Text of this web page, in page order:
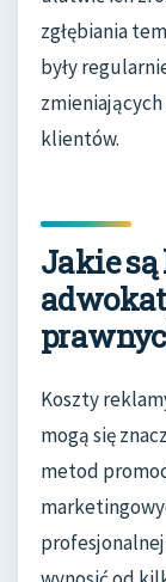
zgłębiania
były
klientów.
Jakie
Koszty
mogą się
metod